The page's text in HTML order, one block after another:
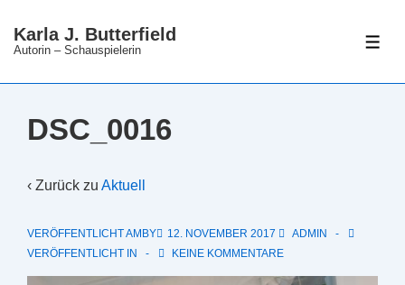
ZumKarla J. Butterfield
Autorin – Schauspielerin
DSC_0016
‹ Zurück zu Aktuell
VERÖFFENTLICHT AMBY 12. NOVEMBER 2017
ADMIN
VERÖFFENTLICHT IN
KEINE KOMMENTARE